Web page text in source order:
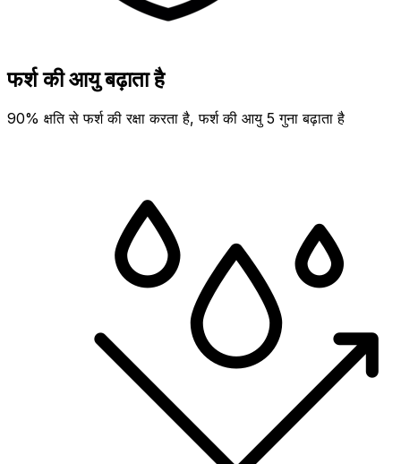
फर्श की आयु बढ़ाता है
90% क्षति से फर्श की रक्षा करता है, फर्श की आयु 5 गुना बढ़ाता है